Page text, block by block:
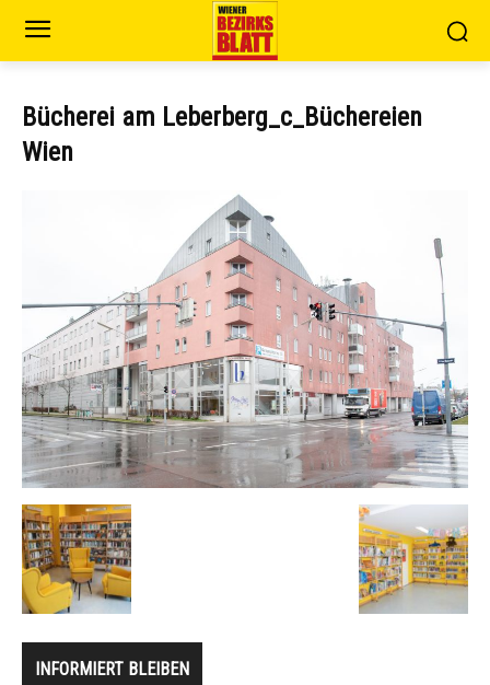
Bücherei am Leberberg_c_Büchereien
Wien
INFORMIERT BLEIBEN